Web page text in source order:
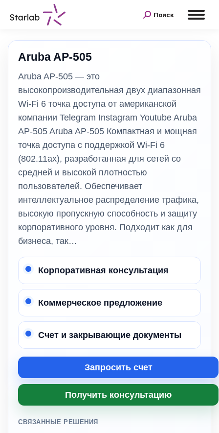
Поиск
Aruba AP‑505
Aruba AP-505 — это
высокопроизводительная двух диапазонная
Wi-Fi 6 точка доступа от американской
компании Telegram Instagram Youtube Aruba
AP-505 Aruba AP‑505 Компактная и мощная
точка доступа с поддержкой Wi-Fi 6
(802.11ax), разработанная для сетей со
средней и высокой плотностью
пользователей. Обеспечивает
интеллектуальное распределение трафика,
высокую пропускную способность и защиту
корпоративного уровня. Подходит как для
бизнеса, так…
Корпоративная консультация
Коммерческое предложение
Счет и закрывающие документы
Запросить счет
Получить консультацию
СВЯЗАННЫЕ РЕШЕНИЯ